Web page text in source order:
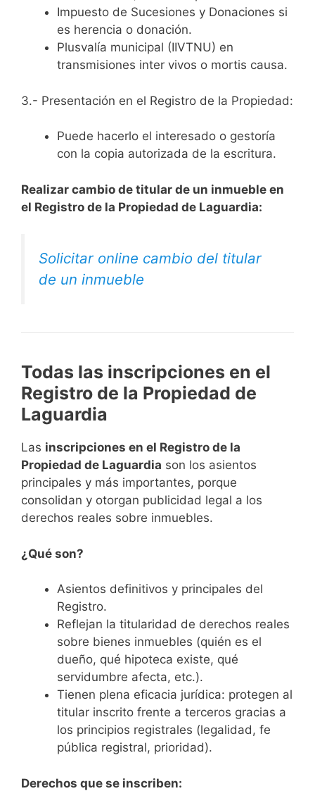
Impuesto de Sucesiones y Donaciones si
es herencia o donación.
Plusvalía municipal (IIVTNU) en
transmisiones inter vivos o mortis causa.
3.- Presentación en el Registro de la Propiedad:
Puede hacerlo el interesado o gestoría
con la copia autorizada de la escritura.
Realizar cambio de titular de un inmueble en
el Registro de la Propiedad de Laguardia:
Solicitar online cambio del titular
de un inmueble
Todas las inscripciones en el
Registro de la Propiedad de
Laguardia
Las inscripciones en el Registro de la
Propiedad de Laguardia son los asientos
principales y más importantes, porque
consolidan y otorgan publicidad legal a los
derechos reales sobre inmuebles.
¿Qué son?
Asientos definitivos y principales del
Registro.
Reflejan la titularidad de derechos reales
sobre bienes inmuebles (quién es el
dueño, qué hipoteca existe, qué
servidumbre afecta, etc.).
Tienen plena eficacia jurídica: protegen al
titular inscrito frente a terceros gracias a
los principios registrales (legalidad, fe
pública registral, prioridad).
Derechos que se inscriben: